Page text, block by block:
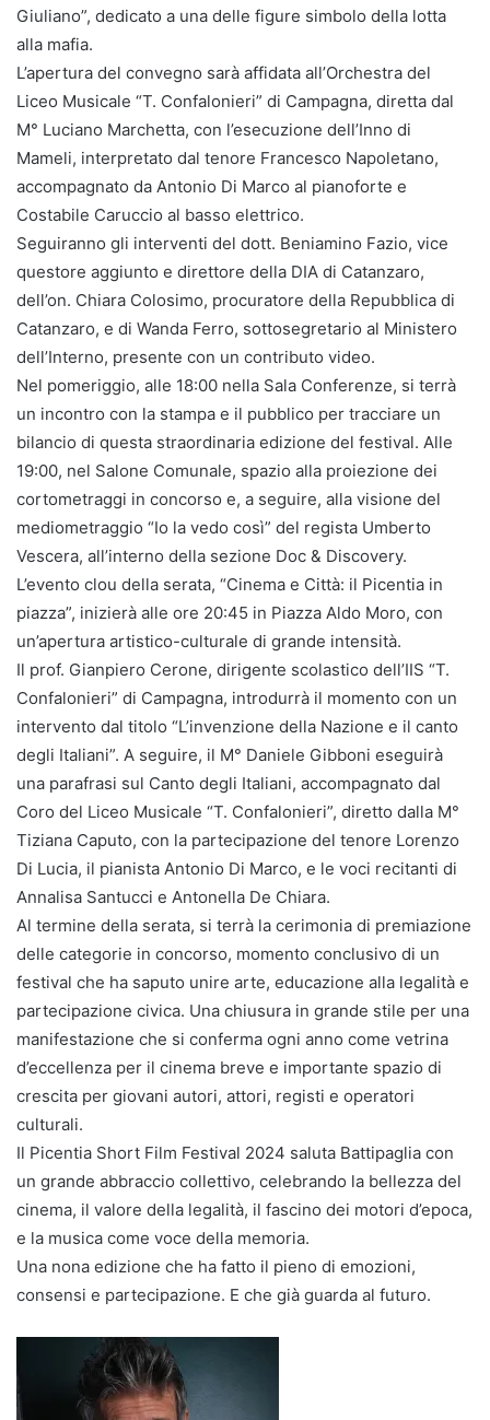
Giuliano”, dedicato a una delle figure simbolo della lotta
alla mafia.
L’apertura del convegno sarà affidata all’Orchestra del
Liceo Musicale “T. Confalonieri” di Campagna, diretta dal
M° Luciano Marchetta, con l’esecuzione dell’Inno di
Mameli, interpretato dal tenore Francesco Napoletano,
accompagnato da Antonio Di Marco al pianoforte e
Costabile Caruccio al basso elettrico.
Seguiranno gli interventi del dott. Beniamino Fazio, vice
questore aggiunto e direttore della DIA di Catanzaro,
dell’on. Chiara Colosimo, procuratore della Repubblica di
Catanzaro, e di Wanda Ferro, sottosegretario al Ministero
dell’Interno, presente con un contributo video.
Nel pomeriggio, alle 18:00 nella Sala Conferenze, si terrà
un incontro con la stampa e il pubblico per tracciare un
bilancio di questa straordinaria edizione del festival. Alle
19:00, nel Salone Comunale, spazio alla proiezione dei
cortometraggi in concorso e, a seguire, alla visione del
mediometraggio “Io la vedo così” del regista Umberto
Vescera, all’interno della sezione Doc & Discovery.
L’evento clou della serata, “Cinema e Città: il Picentia in
piazza”, inizierà alle ore 20:45 in Piazza Aldo Moro, con
un’apertura artistico-culturale di grande intensità.
Il prof. Gianpiero Cerone, dirigente scolastico dell’IIS “T.
Confalonieri” di Campagna, introdurrà il momento con un
intervento dal titolo “L’invenzione della Nazione e il canto
degli Italiani”. A seguire, il M° Daniele Gibboni eseguirà
una parafrasi sul Canto degli Italiani, accompagnato dal
Coro del Liceo Musicale “T. Confalonieri”, diretto dalla M°
Tiziana Caputo, con la partecipazione del tenore Lorenzo
Di Lucia, il pianista Antonio Di Marco, e le voci recitanti di
Annalisa Santucci e Antonella De Chiara.
Al termine della serata, si terrà la cerimonia di premiazione
delle categorie in concorso, momento conclusivo di un
festival che ha saputo unire arte, educazione alla legalità e
partecipazione civica. Una chiusura in grande stile per una
manifestazione che si conferma ogni anno come vetrina
d’eccellenza per il cinema breve e importante spazio di
crescita per giovani autori, attori, registi e operatori
culturali.
Il Picentia Short Film Festival 2024 saluta Battipaglia con
un grande abbraccio collettivo, celebrando la bellezza del
cinema, il valore della legalità, il fascino dei motori d’epoca,
e la musica come voce della memoria.
Una nona edizione che ha fatto il pieno di emozioni,
consensi e partecipazione. E che già guarda al futuro.